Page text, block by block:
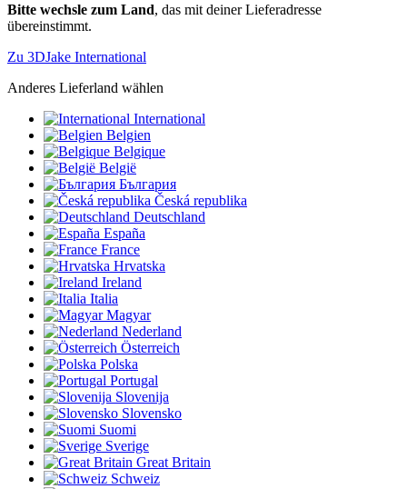
Bitte wechsle zum Land, das mit deiner Lieferadresse
übereinstimmt.
Zu 3DJake International
Anderes Lieferland wählen
International
Belgien
Belgique
België
България
Česká republika
Deutschland
España
France
Hrvatska
Ireland
Italia
Magyar
Nederland
Österreich
Polska
Portugal
Slovenija
Slovensko
Suomi
Sverige
Great Britain
Schweiz